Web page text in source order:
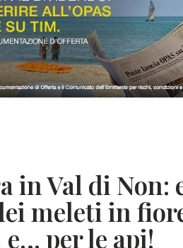
in Val di Non:
meleti in
per le api!